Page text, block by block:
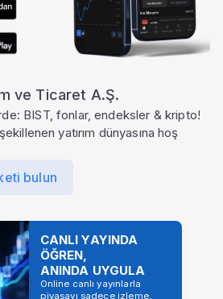
ve Ticaret A.Ş.
BIST, fonlar, endeksler & kripto!
yatırım dünyasına hoş
bulun
CANLI YAYINDA
ÖĞREN,
ANINDA UYGULA
Online canlı yayınlarla
piyasayı sadece izleme,